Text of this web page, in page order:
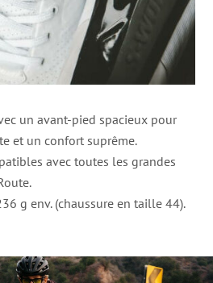
un avant-pied spacieux pour
et un confort suprême.
avec toutes les grandes
g env. (chaussure en taille 44).